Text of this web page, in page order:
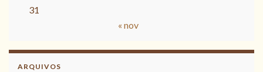
31
« nov
ARQUIVOS